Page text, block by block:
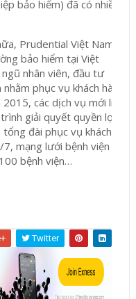
bảo hiểm) đã có nhiều
Prudential Việt Nam
bảo hiểm tại Việt
nhân viên, đầu tư
phục vụ khách hàng
các dịch vụ mới liên
giải quyết quyền lợi
đài phục vụ khách
mạng lưới bệnh viện
bệnh viện…
Twitter